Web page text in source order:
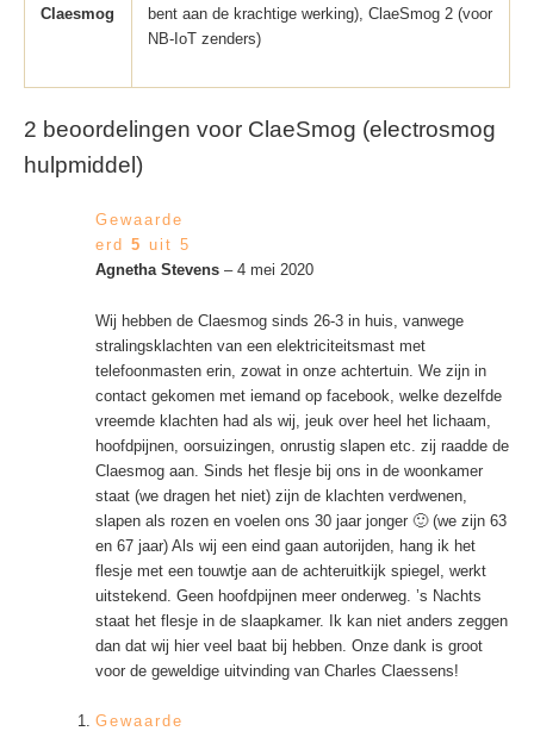
Claesmog
bent aan de krachtige werking), ClaeSmog 2 (voor
NB-IoT zenders)
2 beoordelingen voor ClaeSmog (electrosmog
hulpmiddel)
Gewaarde
erd 5 uit 5
Agnetha Stevens – 4 mei 2020
Wij hebben de Claesmog sinds 26-3 in huis, vanwege
stralingsklachten van een elektriciteitsmast met
telefoonmasten erin, zowat in onze achtertuin. We zijn in
contact gekomen met iemand op facebook, welke dezelfde
vreemde klachten had als wij, jeuk over heel het lichaam,
hoofdpijnen, oorsuizingen, onrustig slapen etc. zij raadde de
Claesmog aan. Sinds het flesje bij ons in de woonkamer
staat (we dragen het niet) zijn de klachten verdwenen,
slapen als rozen en voelen ons 30 jaar jonger 🙂 (we zijn 63
en 67 jaar) Als wij een eind gaan autorijden, hang ik het
flesje met een touwtje aan de achteruitkijk spiegel, werkt
uitstekend. Geen hoofdpijnen meer onderweg. ’s Nachts
staat het flesje in de slaapkamer. Ik kan niet anders zeggen
dan dat wij hier veel baat bij hebben. Onze dank is groot
voor de geweldige uitvinding van Charles Claessens!
Gewaarde